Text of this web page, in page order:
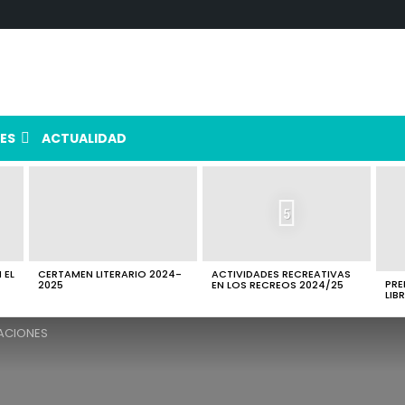
ACTUALIDAD
EL CERTAMEN LITERARIO 2024-
2025
5
ACTIVIDADES RECREATIVAS
EN LOS RECREOS 2024/25